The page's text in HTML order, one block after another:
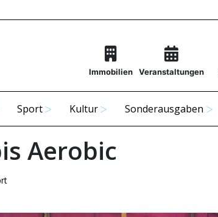
Immobilien Veranstaltungen
Sport Kultur Sonderausgaben
Aerobic